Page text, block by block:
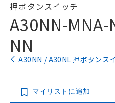
押ボタンスイッチ
A30NN-MNA-
NN
A30NN / A30NL 押ボタンス
マイリストに追加